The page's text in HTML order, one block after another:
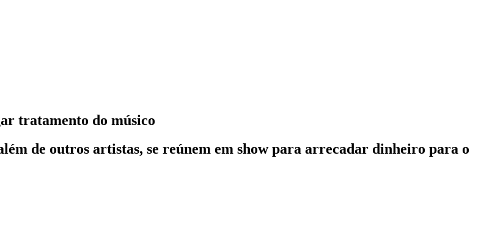
tratamento do músico
de outros artistas, se reúnem em show para arrecadar dinheiro para o